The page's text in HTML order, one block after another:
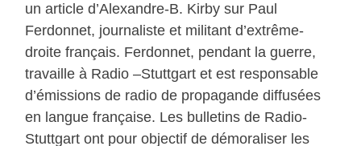
un article d’Alexandre-B. Kirby sur Paul
Ferdonnet, journaliste et militant d’extrême-
droite français. Ferdonnet, pendant la guerre,
travaille à Radio –Stuttgart et est responsable
d’émissions de radio de propagande diffusées
en langue française. Les bulletins de Radio-
Stuttgart ont pour objectif de démoraliser les